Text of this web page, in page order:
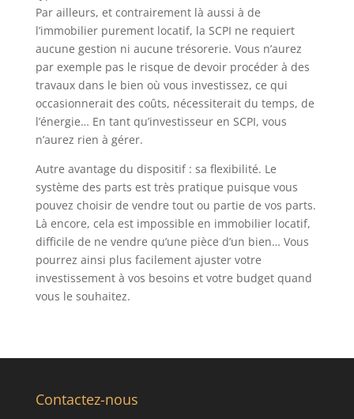
Par ailleurs, et contrairement là aussi à de
l’immobilier purement locatif, la SCPI ne requiert
aucune gestion ni aucune trésorerie. Vous n’aurez
par exemple pas le risque de devoir procéder à des
travaux dans le bien où vous investissez, ce qui
occasionnerait des coûts, nécessiterait du temps, de
l’énergie… En tant qu’investisseur en SCPI, vous
n’aurez rien à gérer.
Autre avantage du dispositif : sa flexibilité. Le
système des parts est très pratique puisque vous
pouvez choisir de vendre tout ou partie de vos parts.
Là encore, cela est impossible en immobilier locatif,
difficile de ne vendre qu’une pièce d’un bien… Vous
pourrez ainsi plus facilement ajuster votre
investissement à vos besoins et votre budget quand
vous le souhaitez.
Contactez-nous